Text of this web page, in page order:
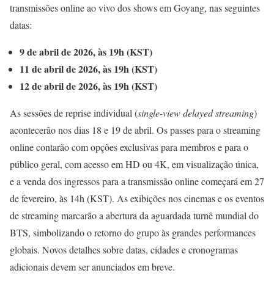
transmissões online ao vivo dos shows em Goyang, nas seguintes
datas:
9 de abril de 2026, às 19h (KST)
11 de abril de 2026, às 19h (KST)
12 de abril de 2026, às 19h (KST)
As sessões de reprise individual (single-view delayed streaming)
acontecerão nos dias 18 e 19 de abril. Os passes para o streaming
online contarão com opções exclusivas para membros e para o
público geral, com acesso em HD ou 4K, em visualização única,
e a venda dos ingressos para a transmissão online começará em 27
de fevereiro, às 14h (KST). As exibições nos cinemas e os eventos
de streaming marcarão a abertura da aguardada turnê mundial do
BTS, simbolizando o retorno do grupo às grandes performances
globais. Novos detalhes sobre datas, cidades e cronogramas
adicionais devem ser anunciados em breve.